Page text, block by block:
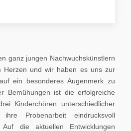
ganz jungen Nachwuchskünstlern
Herzen und wir haben es uns zur
ein besonderes Augenmerk zu
Bemühungen ist die erfolgreiche
Kinderchören unterschiedlicher
ihre Probenarbeit eindrucksvoll
die aktuellen Entwicklungen